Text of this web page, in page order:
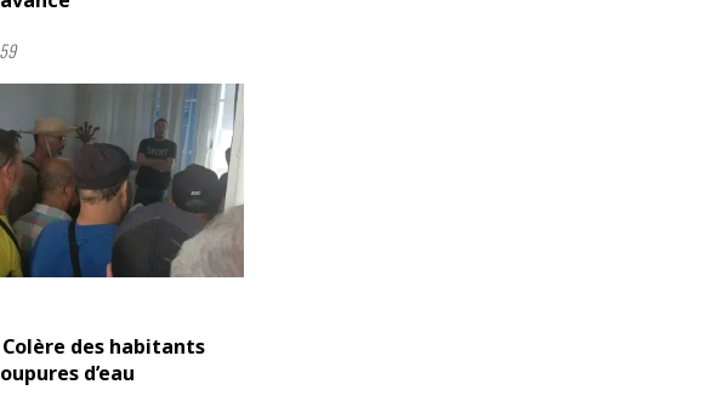
des habitants
d’eau